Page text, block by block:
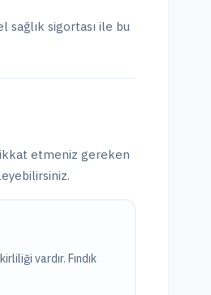
sağlık sigortası ile bu
etmeniz gereken
vardır. Fındık